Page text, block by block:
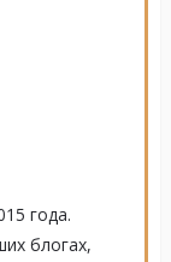
года.
блогах,